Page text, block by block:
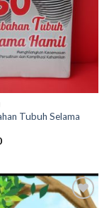
Tubuh Selama